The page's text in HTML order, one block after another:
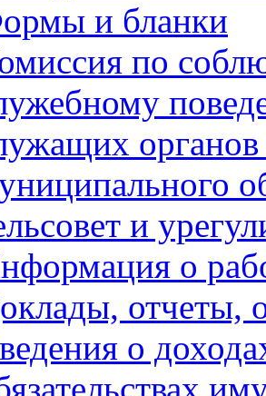
и бланки
по
органов
и
о
отчеты,
о